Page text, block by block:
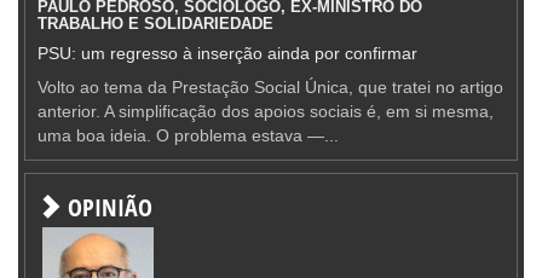
PAULO PEDROSO, SOCIÓLOGO, EX-MINISTRO DO
TRABALHO E SOLIDARIEDADE
PSU: um regresso à inserção ainda por confirmar
Volto ao tema da Prestação Social Única, que tratei no artigo
anterior. A simplificação dos apoios sociais é, em si mesma,
uma boa ideia. O problema estava —...
OPINIÃO